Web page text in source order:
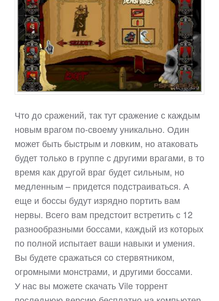
Что до сражений, так тут сражение с каждым
новым врагом по-своему уникально. Один
может быть быстрым и ловким, но атаковать
будет только в группе с другими врагами, в то
время как другой враг будет сильным, но
медленным – придется подстраиваться. А
еще и боссы будут изрядно портить вам
нервы. Всего вам предстоит встретить с 12
разнообразными боссами, каждый из которых
по полной испытает ваши навыки и умения.
Вы будете сражаться со стервятником,
огромными монстрами, и другими боссами.
У нас вы можете скачать Vile торрент